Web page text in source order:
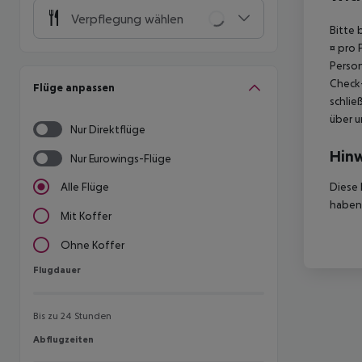
Verpflegung wählen
Flüge anpassen
Nur Direktflüge
Nur Eurowings-Flüge
Alle Flüge
Mit Koffer
Ohne Koffer
Flugdauer
Flugdauer
Bis zu 24 Stunden
Abflugzeiten
Abflugzeiten
Bitte
¤ pro
über
Diese